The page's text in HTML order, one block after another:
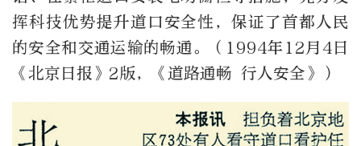
挥科技优势提升道口安全性，保证了首都人民
的安全和交通运输的畅通。（1994年12月4日
《北京日报》2版，《道路通畅 行人安全》）